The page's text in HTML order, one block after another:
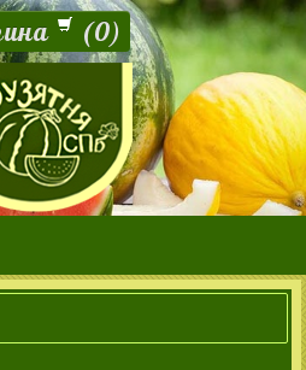
(0)